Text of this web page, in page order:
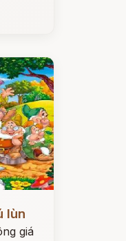
lùn
giá